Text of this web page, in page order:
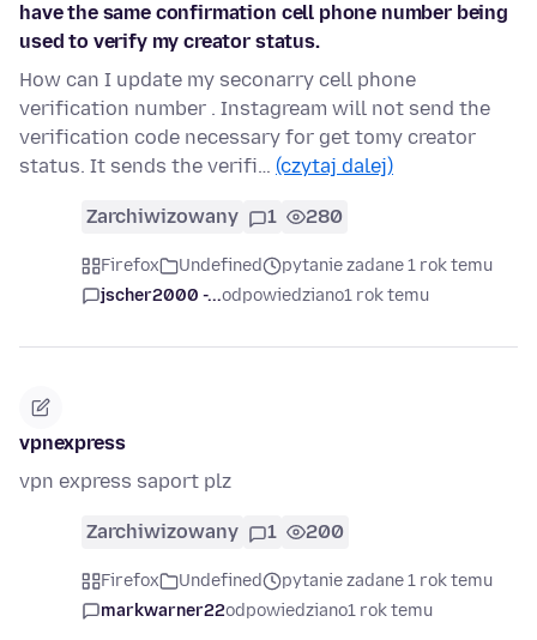
have the same confirmation cell phone number being
used to verify my creator status.
How can I update my seconarry cell phone
verification number . Instagream will not send the
verification code necessary for get tomy creator
status. It sends the verifi… (czytaj dalej)
Zarchiwizowany 1 280
Firefox Undefined
pytanie zadane 1 rok temu
jscher2000 -...odpowiedziano1 rok temu
vpnexpress
vpn express saport plz
Zarchiwizowany 1 200
Firefox Undefined
pytanie zadane 1 rok temu
markwarner22odpowiedziano1 rok temu